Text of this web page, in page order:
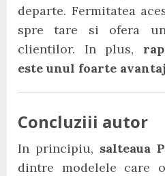
departe. Fermitatea
spre tare si ofera
clientilor. In plus,
este unul foarte
Concluziii autor
In principiu, salteaua
dintre modelele care